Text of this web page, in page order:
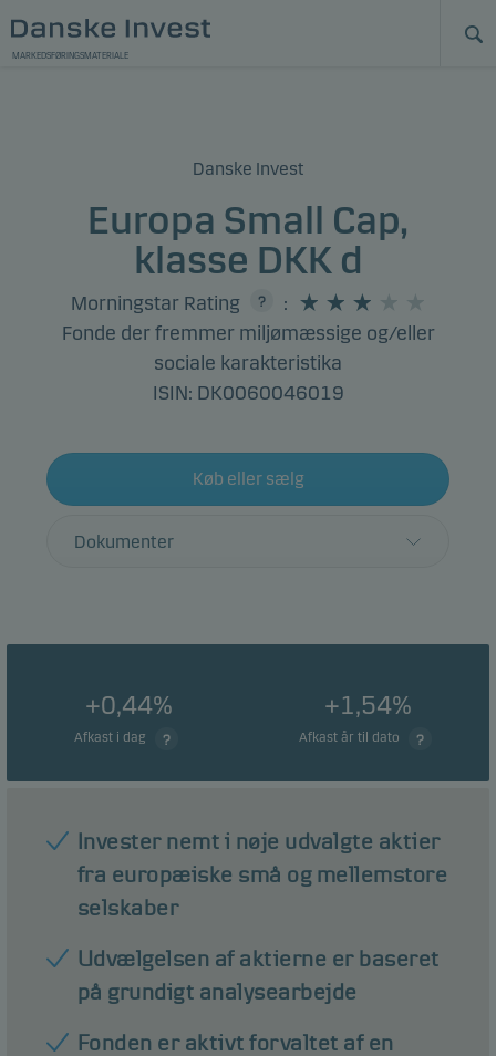
MARKEDSFØRINGSMATERIALE
Danske Invest
Europa Small Cap,
klasse DKK d
Morningstar Rating
:
Fonde der fremmer miljømæssige og/eller
sociale karakteristika
ISIN: DK0060046019
Køb eller sælg
Dokumenter
+0,44%
Afkast i dag
+1,54%
Afkast år til dato
Invester nemt i nøje udvalgte aktier
fra europæiske små og mellemstore
selskaber
Udvælgelsen af aktierne er baseret
på grundigt analysearbejde
Fonden er aktivt forvaltet af en